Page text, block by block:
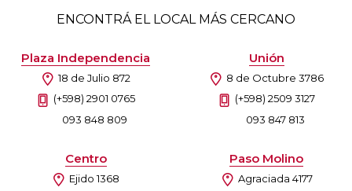
ENCONTRÁ EL LOCAL MÁS CERCANO
Plaza Independencia
18 de Julio 872
(+598) 2901 0765
093 848 809
Unión
8 de Octubre 3786
(+598) 2509 3127
093 847 813
Centro
Ejido 1368
Paso Molino
Agraciada 4177